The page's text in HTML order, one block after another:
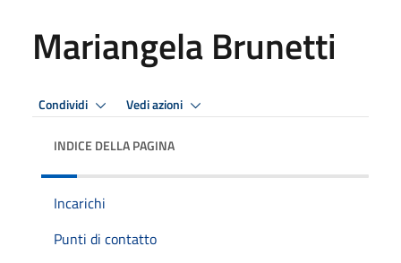
Mariangela Brunetti
Condividi Vedi azioni
INDICE DELLA PAGINA
Incarichi
Punti di contatto